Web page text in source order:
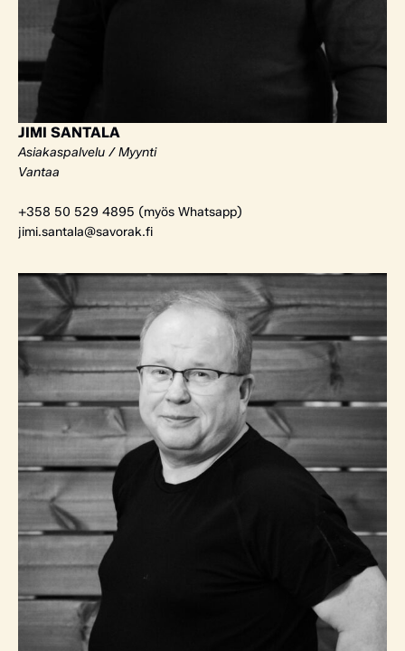
JIMI SANTALA
Asiakaspalvelu / Myynti
Vantaa
+358 50 529 4895 (myös Whatsapp)
jimi.santala@savorak.fi